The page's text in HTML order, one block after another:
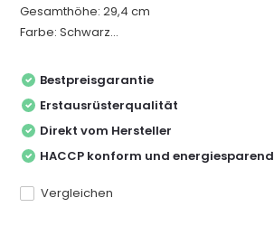
Gesamthöhe: 29,4 cm
Farbe: Schwarz...
Bestpreisgarantie
Erstausrüsterqualität
Direkt vom Hersteller
HACCP konform und energiesparend
Vergleichen